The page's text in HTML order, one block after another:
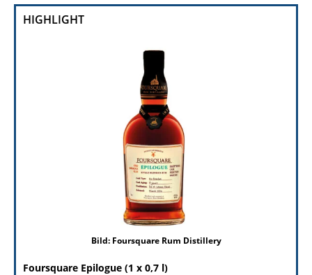
HIGHLIGHT
Bild: Foursquare Rum Distillery
Foursquare Epilogue (1 x 0,7 l)